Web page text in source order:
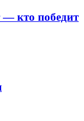
— кто победит